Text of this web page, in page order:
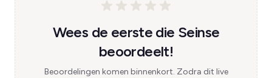
Wees de eerste die Seinse
beoordeelt!
Beoordelingen komen binnenkort. Zodra dit live